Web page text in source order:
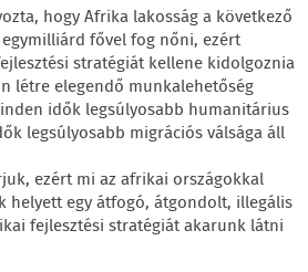
hogy Afrika lakosság a következő
fővel fog nőni, ezért
stratégiát kellene kidolgoznia
létre elegendő munkalehetőség
idők legsúlyosabb humanitárius
legsúlyosabb migrációs válsága áll
ezért mi az afrikai országokkal
helyett egy átfogó, átgondolt, illegális
fejlesztési stratégiát akarunk látni